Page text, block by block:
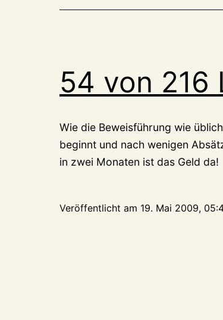
54 von 216
Wie die Beweisführung wie
beginnt und nach wenigen
in zwei Monaten ist das Geld da!
Veröffentlicht am 19. Mai 2009,